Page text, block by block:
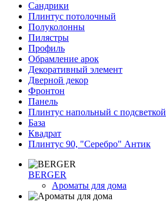
Сандрики
Плинтус потолочный
Полуколонны
Пилястры
Профиль
Обрамление арок
Декоративный элемент
Дверной декор
Фронтон
Панель
Плинтус напольный с подсветкой
База
Квадрат
Плинтус 90, "Серебро" Антик
BERGER
Ароматы для дома